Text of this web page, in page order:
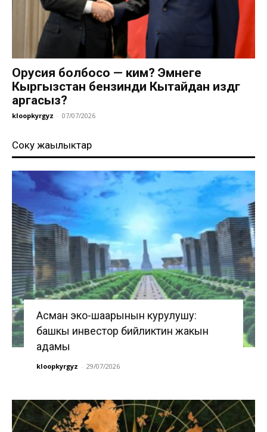
Орусия болбосо — ким? Эмнеге
Кыргызстан бензинди Кытайдан издөөгө
аргасыз?
kloopkyrgyz - 07/07/2026
Соңку жаңылыктар
Асман эко-шаарынын курулушу:
башкы инвестор бийликтин жакын
адамы
kloopkyrgyz - 29/07/2026